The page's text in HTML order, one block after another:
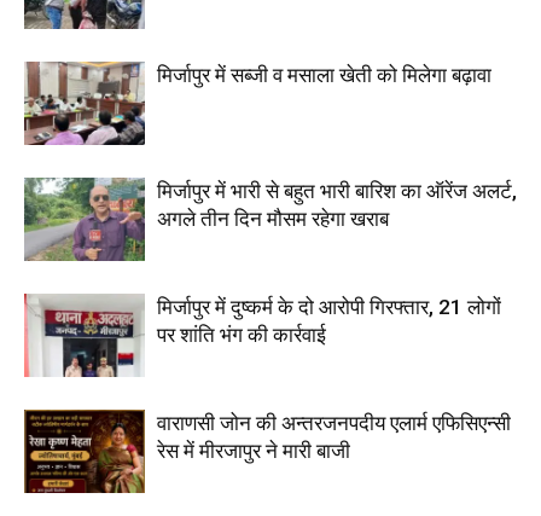
मिर्जापुर में सब्जी व मसाला खेती को मिलेगा बढ़ावा
मिर्जापुर में भारी से बहुत भारी बारिश का ऑरेंज अलर्ट,
अगले तीन दिन मौसम रहेगा खराब
मिर्जापुर में दुष्कर्म के दो आरोपी गिरफ्तार, 21 लोगों
पर शांति भंग की कार्रवाई
वाराणसी जोन की अन्तरजनपदीय एलार्म एफिसिएन्सी
रेस में मीरजापुर ने मारी बाजी